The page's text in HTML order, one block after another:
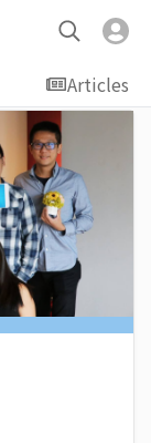
Articles